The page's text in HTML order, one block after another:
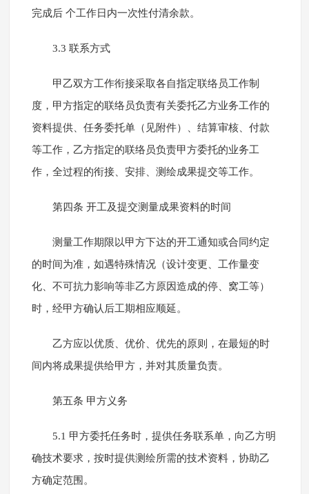
完成后 个工作日内一次性付清余款。
3.3 联系方式
甲乙双方工作衔接采取各自指定联络员工作制
度，甲方指定的联络员负责有关委托乙方业务工作的
资料提供、任务委托单（见附件）、结算审核、付款
等工作，乙方指定的联络员负责甲方委托的业务工
作，全过程的衔接、安排、测绘成果提交等工作。
第四条 开工及提交测量成果资料的时间
测量工作期限以甲方下达的开工通知或合同约定
的时间为准，如遇特殊情况（设计变更、工作量变
化、不可抗力影响等非乙方原因造成的停、窝工等）
时，经甲方确认后工期相应顺延。
乙方应以优质、优价、优先的原则，在最短的时
间内将成果提供给甲方，并对其质量负责。
第五条 甲方义务
5.1 甲方委托任务时，提供任务联系单，向乙方明
确技术要求，按时提供测绘所需的技术资料，协助乙
方确定范围。